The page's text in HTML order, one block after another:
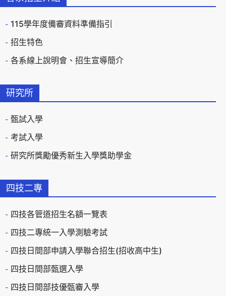
115學年度備審資料準備指引
招生特色
各系線上說明會、招生宣導簡介
研究所
甄試入學
考試入學
研究所獎勵優秀新生入學獎助學金
四技二專
四技各管道招生名額一覽表
四技二專統一入學測驗考試
四技日間部申請入學聯合招生(招收高中生)
四技日間部甄選入學
四技日間部技優甄審入學